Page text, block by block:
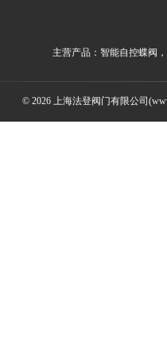
主营产品：智能自控蝶阀
© 2026 上海法登阀门有限公司